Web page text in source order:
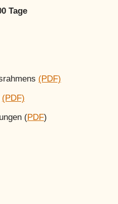
Tage
(PDF)
(PDF)
(PDF)